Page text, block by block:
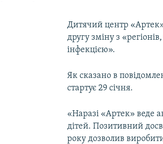
Дитячий центр
другу зміну з
інфекцією».
Як сказано в
стартує 29 січня.
«Наразі «Артек» веде
дітей. Позитивний
року дозволив